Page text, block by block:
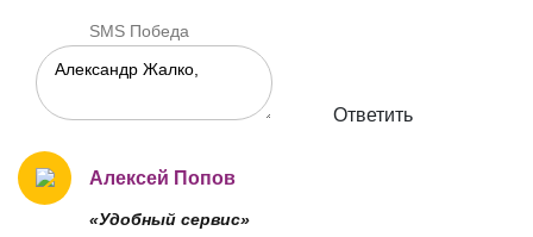
SMS Победа
Ответить
Алексей Попов
«Удобный сервис»